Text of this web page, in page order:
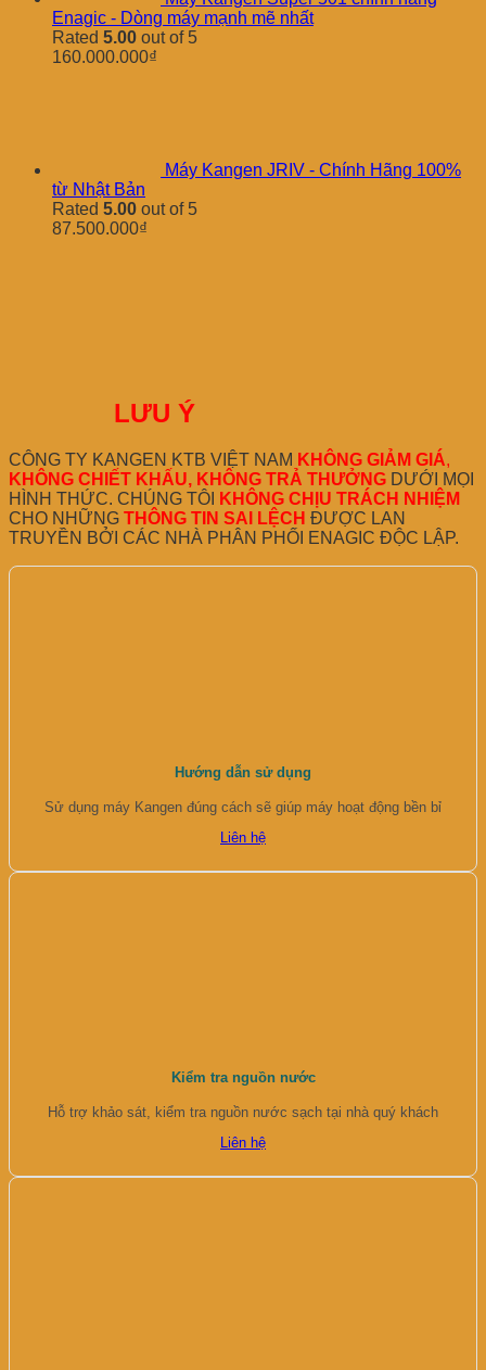
Enagic - Dòng máy mạnh mẽ nhất
Rated 5.00 out of 5
160.000.000₫
Máy Kangen JRIV - Chính Hãng 100%
từ Nhật Bản
Rated 5.00 out of 5
87.500.000₫
LƯU Ý
CÔNG TY KANGEN KTB VIỆT NAM KHÔNG GIẢM GIÁ,
KHÔNG CHIẾT KHẤU, KHÔNG TRẢ THƯỞNG DƯỚI MỌI
HÌNH THỨC. CHÚNG TÔI
KHÔNG CHỊU TRÁCH NHIỆM
CHO NHỮNG THÔNG TIN SAI LỆCH ĐƯỢC LAN
TRUYỀN BỞI CÁC NHÀ PHÂN PHỐI ENAGIC ĐỘC LẬP.
Hướng dẫn sử dụng
Sử dụng máy Kangen đúng cách sẽ giúp máy hoạt động bền bỉ
Liên hệ
Kiểm tra nguồn nước
Hỗ trợ khảo sát, kiểm tra nguồn nước sạch tại nhà quý khách
Liên hệ